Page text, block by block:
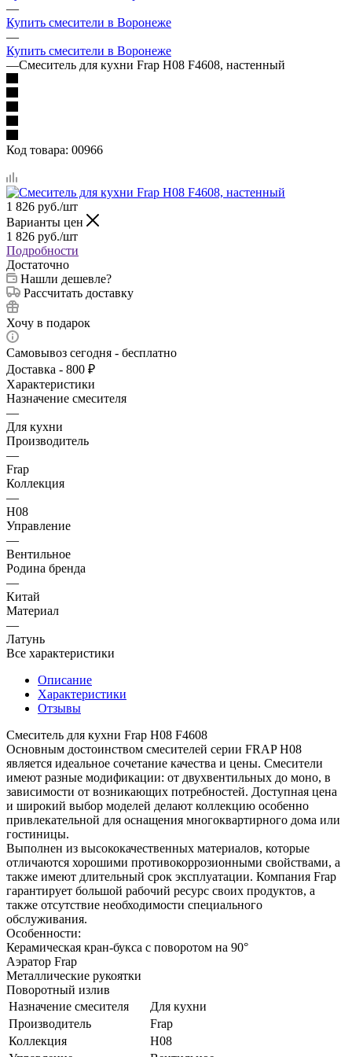
—
Купить смесители в Воронеже
—
Купить смесители в Воронеже
—Смеситель для кухни Frap H08 F4608, настенный
Код товара: 00966
1 826 руб./шт
Варианты цен
1 826 руб./шт
Подробности
Достаточно
Нашли дешевле?
Рассчитать доставку
Хочу в подарок
Самовывоз сегодня - бесплатно
Доставка - 800 ₽
Характеристики
Назначение смесителя
—
Для кухни
Производитель
—
Frap
Коллекция
—
H08
Управление
—
Вентильное
Родина бренда
—
Китай
Материал
—
Латунь
Все характеристики
Описание
Характеристики
Отзывы
Смеситель для кухни Frap H08 F4608
Основным достоинством смесителей серии FRAP H08
является идеальное сочетание качества и цены. Смесители
имеют разные модификации: от двухвентильных до моно, в
зависимости от возникающих потребностей. Доступная цена
и широкий выбор моделей делают коллекцию особенно
привлекательной для оснащения многоквартирного дома или
гостиницы.
Выполнен из высококачественных материалов, которые
отличаются хорошими противокоррозионными свойствами, а
также имеют длительный срок эксплуатации. Компания Frap
гарантирует большой рабочий ресурс своих продуктов, а
также отсутствие необходимости специального
обслуживания.
Особенности:
Керамическая кран-букса с поворотом на 90°
Аэратор Frap
Металлические рукоятки
Поворотный излив
Назначение смесителя
Для кухни
Производитель
Frap
Коллекция
H08